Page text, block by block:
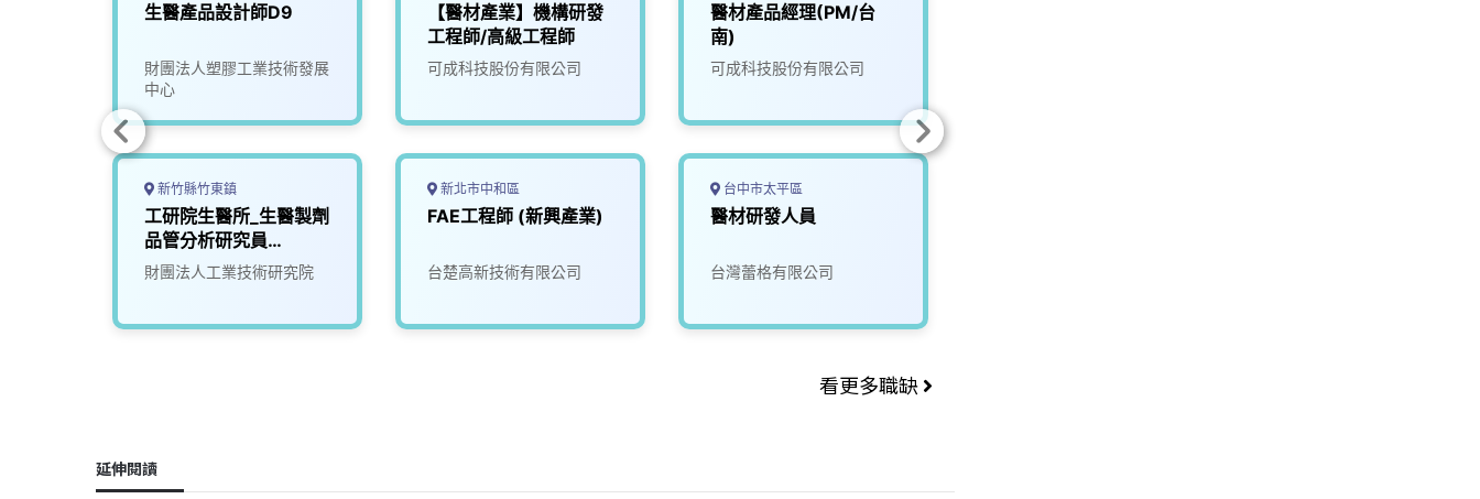
生醫產品設計師D9
財團法人塑膠工業技術發展
中心
新竹縣竹東鎮
工研院生醫所_生醫製劑
品管分析研究員
(N300)
財團法人工業技術研究院
【醫材產業】機構研發
工程師/高級工程師
可成科技股份有限公司
新北市中和區
FAE工程師 (新興產業)
台楚高新技術有限公司
醫材產品經理(PM/台
南)
可成科技股份有限公司
台中市太平區
醫材研發人員
台灣蕾格有限公司
看更多職缺
延伸閱讀